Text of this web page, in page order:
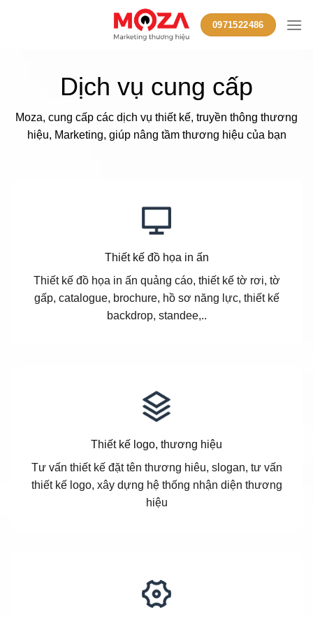
0971522486
Dịch vụ cung cấp
Moza, cung cấp các dịch vụ thiết kế, truyền thông thương
hiệu, Marketing, giúp nâng tầm thương hiệu của bạn
Thiết kế đồ họa in ấn
Thiết kế đồ họa in ấn quảng cáo, thiết kế tờ rơi, tờ
gấp, catalogue, brochure, hồ sơ năng lực, thiết kế
backdrop, standee,..
Thiết kế logo, thương hiệu
Tư vấn thiết kế đặt tên thương hiêu, slogan, tư vấn
thiết kế logo, xây dựng hệ thống nhận diện thương
hiệu